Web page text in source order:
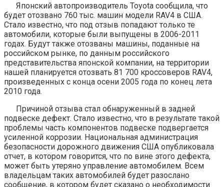
Японский автопроизводитель Toyota сообщила, что
будет отозвано 760 тыс. машин модели RAV4 в США.
Стало известно, что под отзыв попадают только те
автомобили, которые были выпущены в 2006-2011
годах. Будут также отозваны машины, поданные на
российском рынке, по данным российского
представительства японской компании, на территории
нашей планируется отозвать 81 700 кроссоверов RAV4,
произведенных с конца осени 2005 года по конец лета
2010 года.
Причиной отзыва стал обнаруженный в задней
подвеске дефект. Стало известно, что в результате такой
проблемы часть компонентов подвеске подвергается
усиленной коррозии. Национальная администрация
безопасности дорожного движения США опубликовала
отчет, в котором говорится, что по вине этого дефекта,
может быть утеряно управление автомобилем. Всем
владельцам таких автомобилей будет разослано
сообщение, в котором будет сказано о необходимости